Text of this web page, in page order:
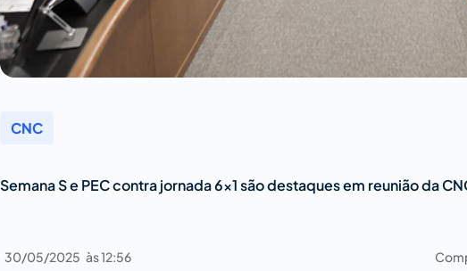
CNC
Semana S e PEC contra jornada 6×1 são destaques em reunião da
30/05/2025 às12:56